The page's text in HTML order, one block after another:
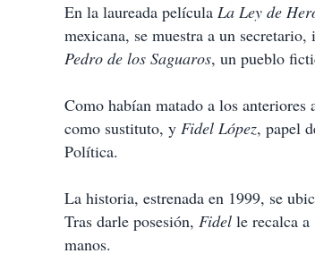
m
a
r
r
En la laureada película La Ley de
mexicana, se muestra a un
Pedro de los Saguaros, un pueblo
Como habían matado a los anteriores
como sustituto, y Fidel López, papel
Política.
La historia, estrenada en 1999, se
Tras darle posesión, Fidel le recalca a
manos.